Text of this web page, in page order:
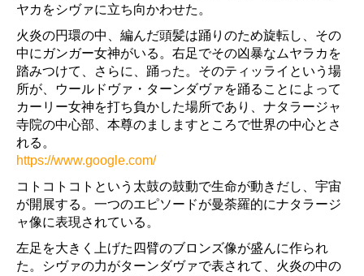
ヤカをシヴァに立ち向かわせた。
火炎の円環の中、編んだ頭髪は踊りのため旋転し、その
中にガンガー女神がいる。右足でその凶暴なムヤラカを
踏みつけて、さらに、踊った。そのティッライという場
所が、ウールドヴァ・ターンダヴァを踊ることによって
カーリー女神を打ち負かした場所であり、ナタラージャ
寺院の中心部、本尊のましますところで世界の中心とさ
れる。
https://www.google.com/
コトコトコトという太鼓の鼓動で生命が動きだし、宇宙
が開展する。一つのエピソードが曼荼羅的にナタラージ
ャ像に表現されている。
左足を大きく上げた四臂のブロンズ像が盛んに作られ
た。シヴァの力がターンダヴァで表されて、火炎の中の